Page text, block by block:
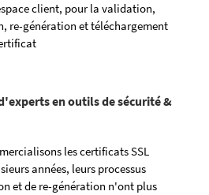
client, pour la validation,
re-génération et téléchargement
en outils de sécurité &
les certificats SSL
années, leurs processus
et de re-génération n'ont plus